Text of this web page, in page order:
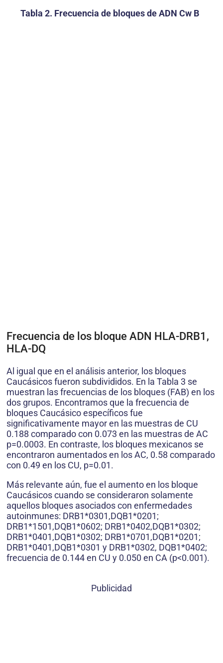
Tabla 2. Frecuencia de bloques de ADN Cw B
Frecuencia de los bloque ADN HLA-DRB1,
HLA-DQ
Al igual que en el análisis anterior, los bloques
Caucásicos fueron subdivididos. En la Tabla 3 se
muestran las frecuencias de los bloques (FAB) en los
dos grupos. Encontramos que la frecuencia de
bloques Caucásico específicos fue
significativamente mayor en las muestras de CU
0.188 comparado con 0.073 en las muestras de AC
p=0.0003. En contraste, los bloques mexicanos se
encontraron aumentados en los AC, 0.58 comparado
con 0.49 en los CU, p=0.01.
Más relevante aún, fue el aumento en los bloque
Caucásicos cuando se consideraron solamente
aquellos bloques asociados con enfermedades
autoinmunes: DRB1*0301,DQB1*0201;
DRB1*1501,DQB1*0602; DRB1*0402,DQB1*0302;
DRB1*0401,DQB1*0302; DRB1*0701,DQB1*0201;
DRB1*0401,DQB1*0301 y DRB1*0302, DQB1*0402;
frecuencia de 0.144 en CU y 0.050 en CA (p<0.001).
Publicidad